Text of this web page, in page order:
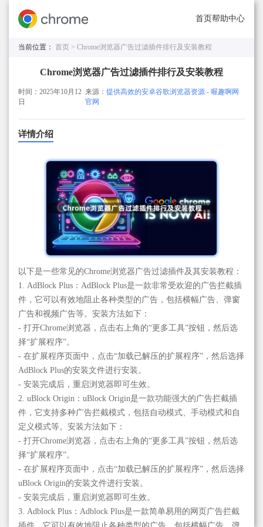
首页帮助中心
当前位置： 首页 > Chrome浏览器广告过滤插件排行及安装教程
Chrome浏览器广告过滤插件排行及安装教程
时间：2025年10月12
日
来源：提供高效的安卓谷歌浏览器资源 - 喔趣啊网
官网
详情介绍
以下是一些常见的Chrome浏览器广告过滤插件及其安装教程：
1. AdBlock Plus：AdBlock Plus是一款非常受欢迎的广告拦截插
件，它可以有效地阻止各种类型的广告，包括横幅广告、弹窗
广告和视频广告等。安装方法如下：
- 打开Chrome浏览器，点击右上角的“更多工具”按钮，然后选
择“扩展程序”。
- 在扩展程序页面中，点击“加载已解压的扩展程序”，然后选择
AdBlock Plus的安装文件进行安装。
- 安装完成后，重启浏览器即可生效。
2. uBlock Origin：uBlock Origin是一款功能强大的广告拦截插
件，它支持多种广告拦截模式，包括自动模式、手动模式和自
定义模式等。安装方法如下：
- 打开Chrome浏览器，点击右上角的“更多工具”按钮，然后选
择“扩展程序”。
- 在扩展程序页面中，点击“加载已解压的扩展程序”，然后选择
uBlock Origin的安装文件进行安装。
- 安装完成后，重启浏览器即可生效。
3. Adblock Plus：Adblock Plus是一款简单易用的网页广告拦截